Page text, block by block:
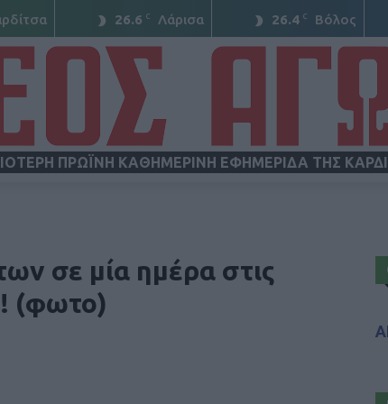
26.6 C Λάρισα 26.4 C Βόλος
ΠΡΩΪΝΗ ΚΑΘΗΜΕΡΙΝΗ ΕΦΗΜΕΡΙΔΑ ΤΗΣ
σε μία ημέρα στις
(φωτο)